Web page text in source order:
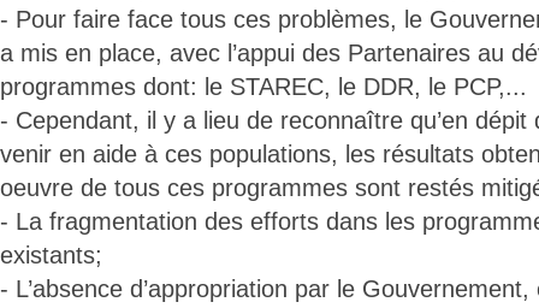
- Pour faire face tous ces problèmes, le
a mis en place, avec l’appui des Partenaires au
programmes dont: le STAREC, le DDR, le PCP,...
- Cependant, il y a lieu de reconnaître qu’en
venir en aide à ces populations, les résultats
oeuvre de tous ces programmes sont restés
- La fragmentation des efforts dans les
existants;
- L’absence d’appropriation par le